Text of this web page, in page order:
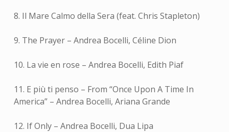
8. Il Mare Calmo della Sera (feat. Chris Stapleton)
9. The Prayer – Andrea Bocelli, Céline Dion
10. La vie en rose – Andrea Bocelli, Edith Piaf
11. E più ti penso – From “Once Upon A Time In
America” – Andrea Bocelli, Ariana Grande
12. If Only – Andrea Bocelli, Dua Lipa